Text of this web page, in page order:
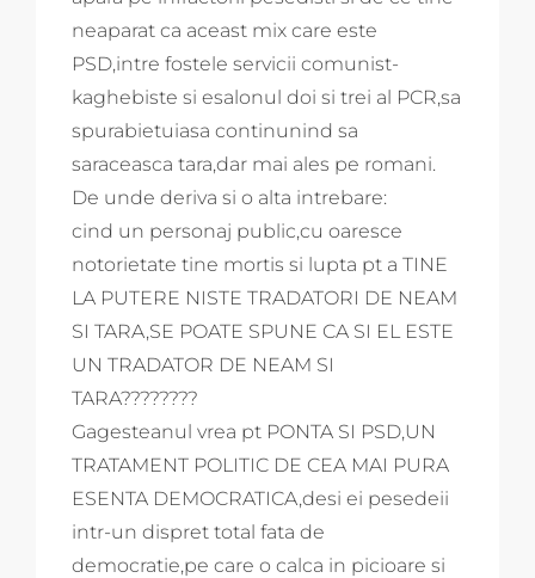
neaparat ca aceast mix care este
PSD,intre fostele servicii comunist-
kaghebiste si esalonul doi si trei al PCR,sa
spurabietuiasa continunind sa
saraceasca tara,dar mai ales pe romani.
De unde deriva si o alta intrebare:
cind un personaj public,cu oaresce
notorietate tine mortis si lupta pt a TINE
LA PUTERE NISTE TRADATORI DE NEAM
SI TARA,SE POATE SPUNE CA SI EL ESTE
UN TRADATOR DE NEAM SI
TARA????????
Gagesteanul vrea pt PONTA SI PSD,UN
TRATAMENT POLITIC DE CEA MAI PURA
ESENTA DEMOCRATICA,desi ei pesedeii
intr-un dispret total fata de
democratie,pe care o calca in picioare si